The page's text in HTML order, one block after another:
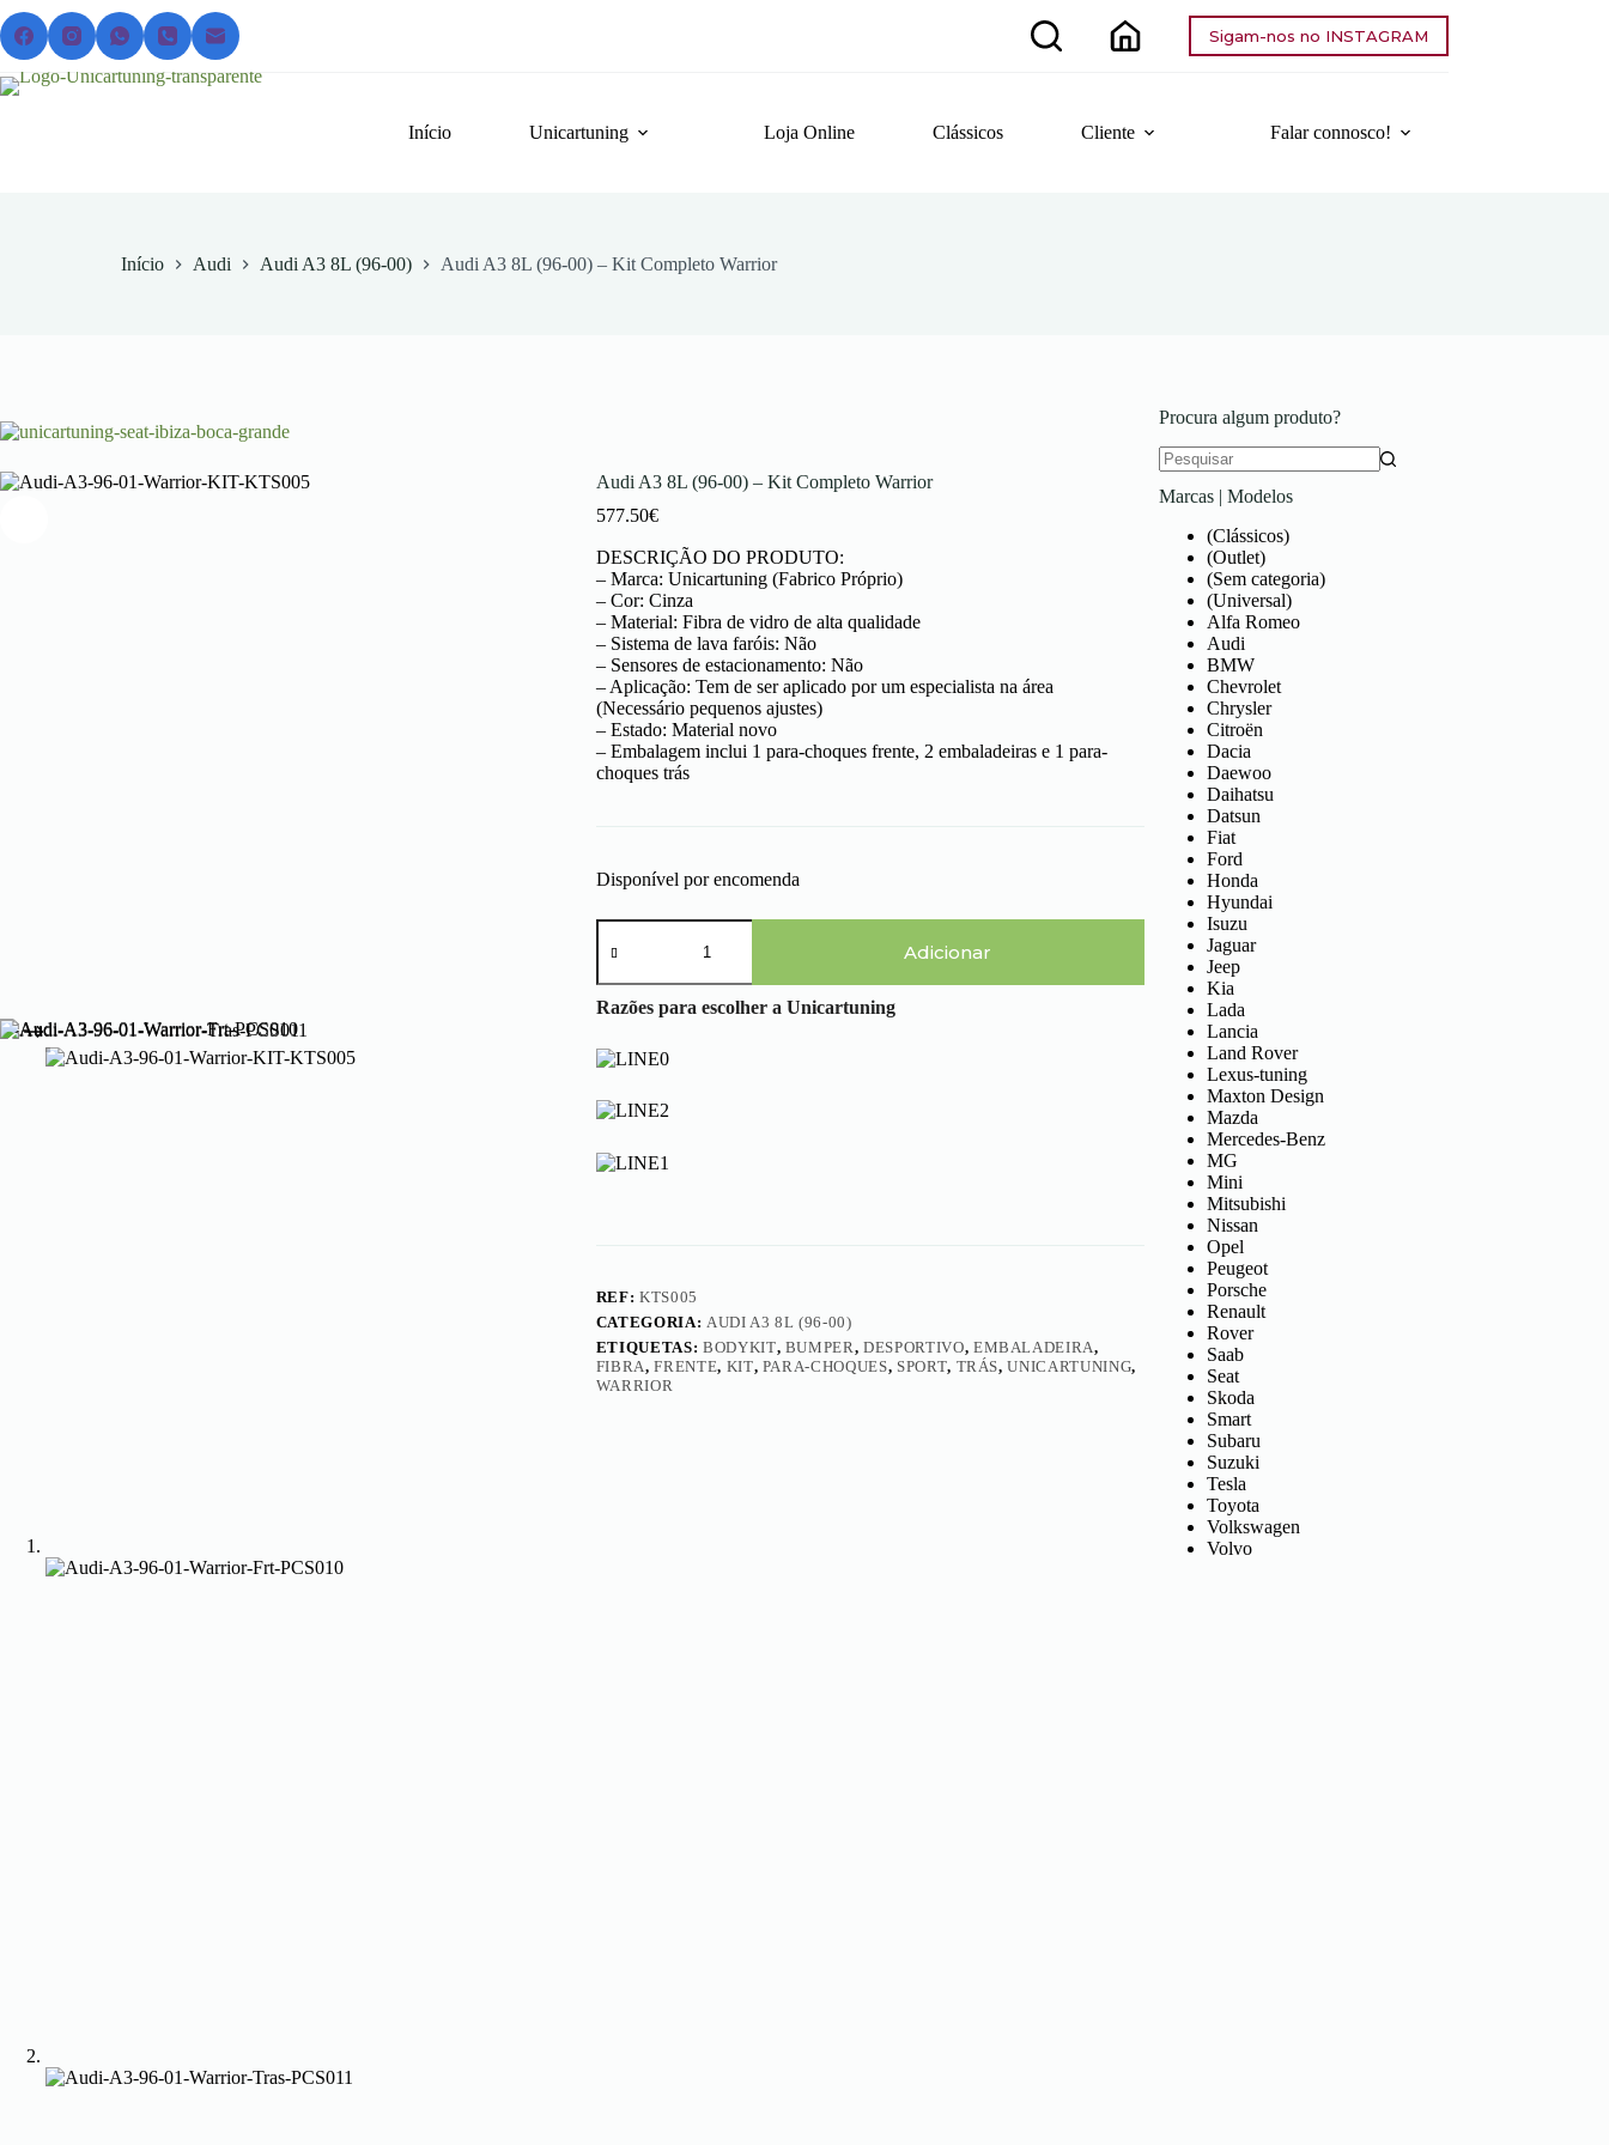
Pular
para
o
conteúdo
Sigam-nos no INSTAGRAM
Início Unicartuning Loja Online Clássicos Cliente Falar connosco!
Início Audi Audi A3 8L (96-00) Audi A3 8L (96-00) – Kit Completo Warrior
Audi A3 8L (96-00) – Kit Completo Warrior
577.50€
DESCRIÇÃO DO PRODUTO:
– Marca: Unicartuning (Fabrico Próprio)
– Cor: Cinza
– Material: Fibra de vidro de alta qualidade
– Sistema de lava faróis: Não
– Sensores de estacionamento: Não
– Aplicação: Tem de ser aplicado por um especialista na área
(Necessário pequenos ajustes)
– Estado: Material novo
– Embalagem inclui 1 para-choques frente, 2 embaladeiras e 1 para-
choques trás
Disponível por encomenda
Quantidade
de
A3
8L
00)
-
Completo
Adicionar
Razões para escolher a Unicartuning
REF:KTS005
CATEGORIA: AUDI A3 8L (96-00)
ETIQUETAS: BODYKIT, BUMPER,DESPORTIVO, EMBALADEIRA,
FIBRA,FRENTE, KIT, PARA-CHOQUES, SPORT, TRÁS,UNICARTUNING,
WARRIOR
Procura algum produto?
resultados
Marcas | Modelos
(Clássicos)
(Outlet)
(Sem categoria)
(Universal)
Alfa Romeo
Audi
BMW
Chevrolet
Chrysler
Citroën
Dacia
Daewoo
Daihatsu
Datsun
Fiat
Ford
Honda
Hyundai
Isuzu
Jaguar
Jeep
Kia
Lada
Lancia
Land Rover
Lexus-tuning
Maxton Design
Mazda
Mercedes-Benz
MG
Mini
Mitsubishi
Nissan
Opel
Peugeot
Porsche
Renault
Rover
Saab
Seat
Skoda
Smart
Subaru
Suzuki
Tesla
Toyota
Volkswagen
Volvo